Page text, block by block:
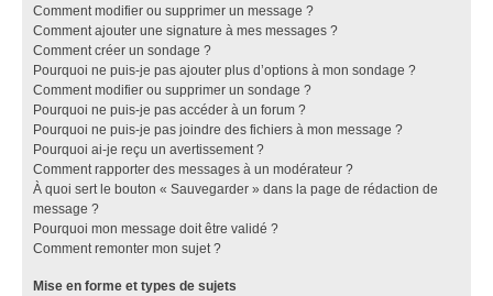
Comment modifier ou supprimer un message ?
Comment ajouter une signature à mes messages ?
Comment créer un sondage ?
Pourquoi ne puis-je pas ajouter plus d’options à mon sondage ?
Comment modifier ou supprimer un sondage ?
Pourquoi ne puis-je pas accéder à un forum ?
Pourquoi ne puis-je pas joindre des fichiers à mon message ?
Pourquoi ai-je reçu un avertissement ?
Comment rapporter des messages à un modérateur ?
À quoi sert le bouton « Sauvegarder » dans la page de rédaction de
message ?
Pourquoi mon message doit être validé ?
Comment remonter mon sujet ?
Mise en forme et types de sujets